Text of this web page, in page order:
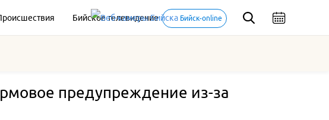
Бийское телевидение Бийск-online
предупреждение из-за